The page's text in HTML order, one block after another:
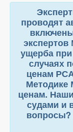
проводят
ущерба
случаях
ценам
ценам.
судами и
вопросы?